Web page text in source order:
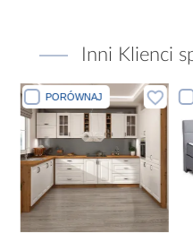
Inni Klienci
PORÓWNAJ